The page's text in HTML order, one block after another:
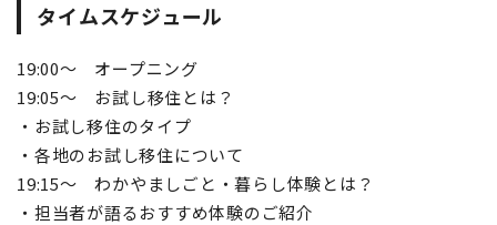
タイムスケジュール
19:00～ オープニング
19:05～ お試し移住とは？
・お試し移住のタイプ
・各地のお試し移住について
19:15～ わかやましごと・暮らし体験とは？
・担当者が語るおすすめ体験のご紹介